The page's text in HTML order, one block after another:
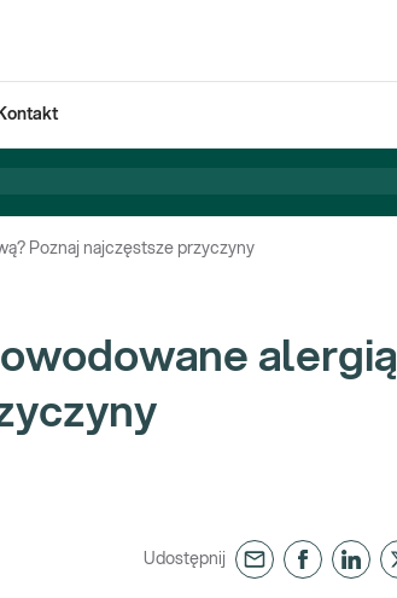
Poznaj najczęstsze przyczyny
alergią
Udostępnij